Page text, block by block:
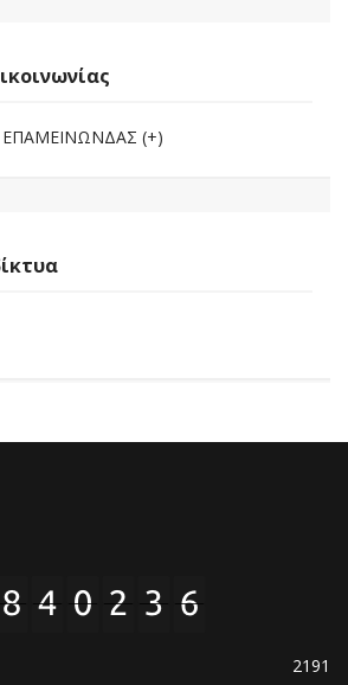
(+)
2191